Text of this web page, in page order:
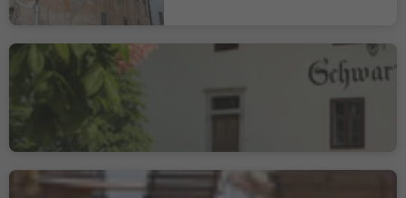
Restaurant Schwarz Adler
Cortaccia s.S.d.V./Kurtatsch, Kurtatsch an der Weinstraße/Cortaccia sulla Strada del Vino, Alto Adige Wine Road
Albergo Zirmerhof